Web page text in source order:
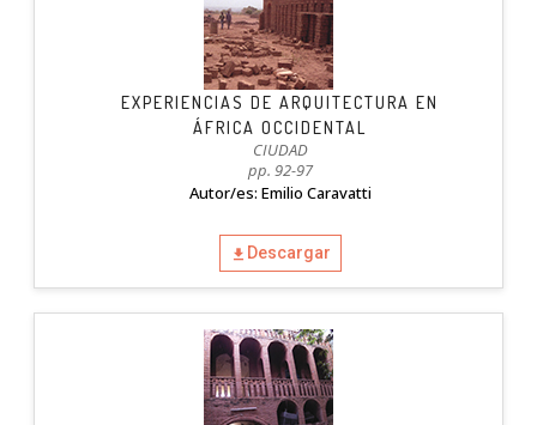
EXPERIENCIAS DE ARQUITECTURA EN
ÁFRICA OCCIDENTAL
CIUDAD
pp. 92-97
Autor/es: Emilio Caravatti
Descargar